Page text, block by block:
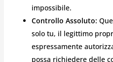
impossibile.
Controllo Assoluto:
solo tu, il legittimo
espressamente
possa richiedere delle